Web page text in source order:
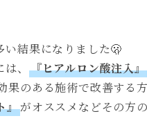
い結果になりました🫢
、 『ヒアルロン酸注入』
果のある施術で改善する
』がオススメなどその方